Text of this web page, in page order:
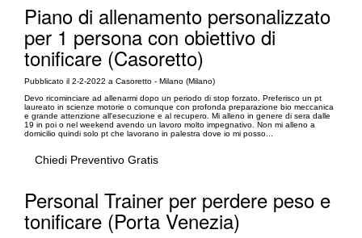
Piano di allenamento personalizzato
per 1 persona con obiettivo di
tonificare (Casoretto)
Pubblicato il 2-2-2022 a Casoretto - Milano (Milano)
Devo ricominciare ad allenarmi dopo un periodo di stop forzato. Preferisco un pt
laureato in scienze motorie o comunque con profonda preparazione bio meccanica
e grande attenzione all'esecuzione e al recupero. Mi alleno in genere di sera dalle
19 in poi o nel weekend avendo un lavoro molto impegnativo. Non mi alleno a
domicilio quindi solo pt che lavorano in palestra dove io mi posso...
Chiedi Preventivo Gratis
Personal Trainer per perdere peso e
tonificare (Porta Venezia)